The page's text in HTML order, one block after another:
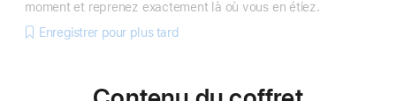
moment et reprenez exactement là où vous en étiez.
Enregistrer pour plus tard